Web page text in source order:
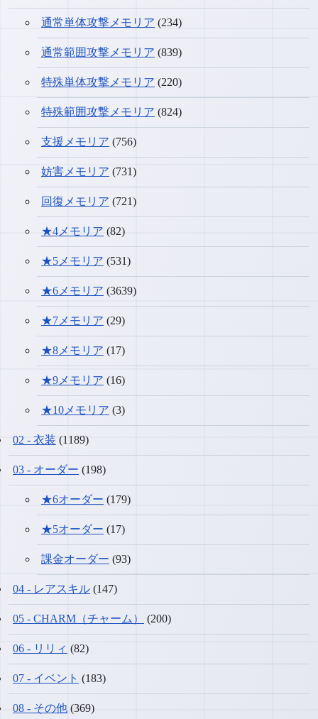
通常単体攻撃メモリア (234)
通常範囲攻撃メモリア (839)
特殊単体攻撃メモリア (220)
特殊範囲攻撃メモリア (824)
支援メモリア (756)
妨害メモリア (731)
回復メモリア (721)
★4メモリア (82)
★5メモリア (531)
★6メモリア (3639)
★7メモリア (29)
★8メモリア (17)
★9メモリア (16)
★10メモリア (3)
02 - 衣装 (1189)
03 - オーダー (198)
★6オーダー (179)
★5オーダー (17)
課金オーダー (93)
04 - レアスキル (147)
05 - CHARM（チャーム） (200)
06 - リリィ (82)
07 - イベント (183)
08 - その他 (369)